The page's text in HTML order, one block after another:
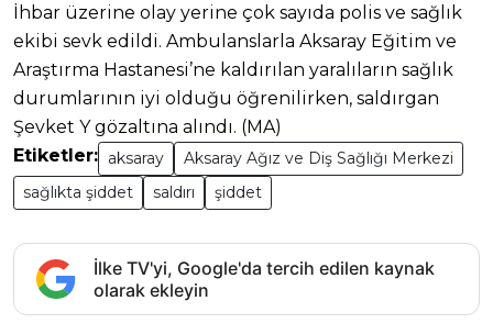
İhbar üzerine olay yerine çok sayıda polis ve sağlık
ekibi sevk edildi. Ambulanslarla Aksaray Eğitim ve
Araştırma Hastanesi’ne kaldırılan yaralıların sağlık
durumlarının iyi olduğu öğrenilirken, saldırgan
Şevket Y gözaltına alındı. (MA)
Etiketler: aksaray
Aksaray Ağız ve Diş Sağlığı Merkezi
sağlıkta şiddet
saldırı şiddet
İlke TV'yi, Google'da tercih edilen kaynak
olarak ekleyin